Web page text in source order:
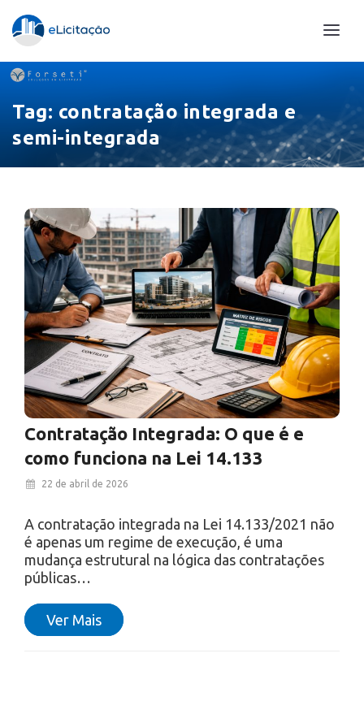
Tag: contratação integrada e
semi-integrada
Contratação Integrada: O que é e
como funciona na Lei 14.133
22 de abril de 2026
A contratação integrada na Lei 14.133/2021 não
é apenas um regime de execução, é uma
mudança estrutural na lógica das contratações
públicas…
Ver Mais